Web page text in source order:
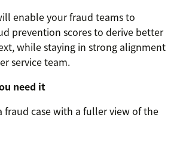
enable your fraud teams to
prevention scores to derive better
while staying in strong alignment
service team.
need it
fraud case with a fuller view of the